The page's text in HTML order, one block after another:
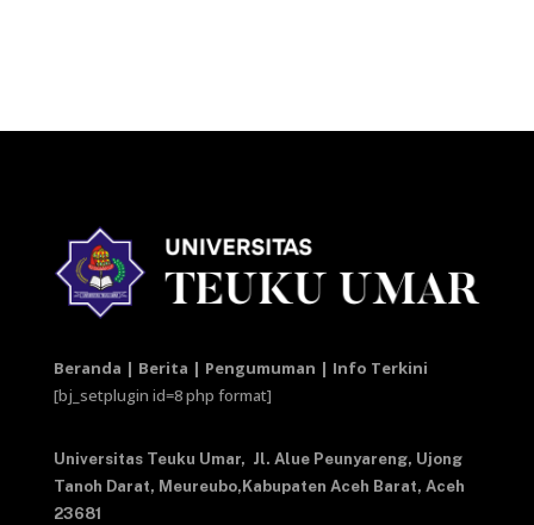
Beranda | Berita | Pengumuman | Info Terkini
[bj_setplugin id=8 php format]
Universitas Teuku Umar, Jl. Alue Peunyareng, Ujong
Tanoh Darat, Meureubo,Kabupaten Aceh Barat, Aceh
23681